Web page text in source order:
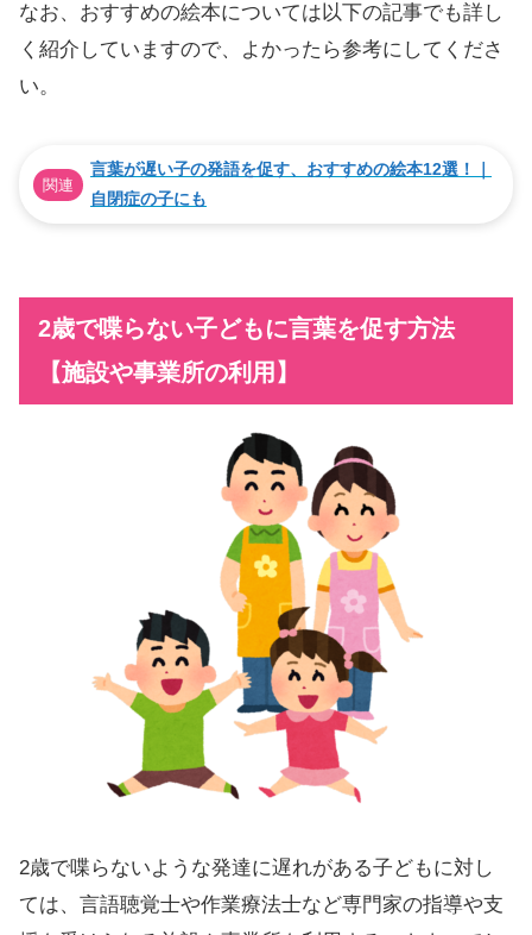
なお、おすすめの絵本については以下の記事でも詳し
く紹介していますので、よかったら参考にしてくださ
い。
関連
言葉が遅い子の発語を促す、おすすめの絵本12選！｜
自閉症の子にも
2歳で喋らない子どもに言葉を促す方法
【施設や事業所の利用】
2歳で喋らないような発達に遅れがある子どもに対し
ては、言語聴覚士や作業療法士など専門家の指導や支